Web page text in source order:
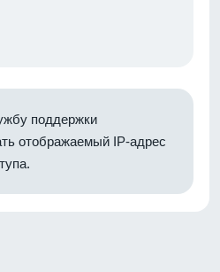
поддержки
отображаемый IP-адрес